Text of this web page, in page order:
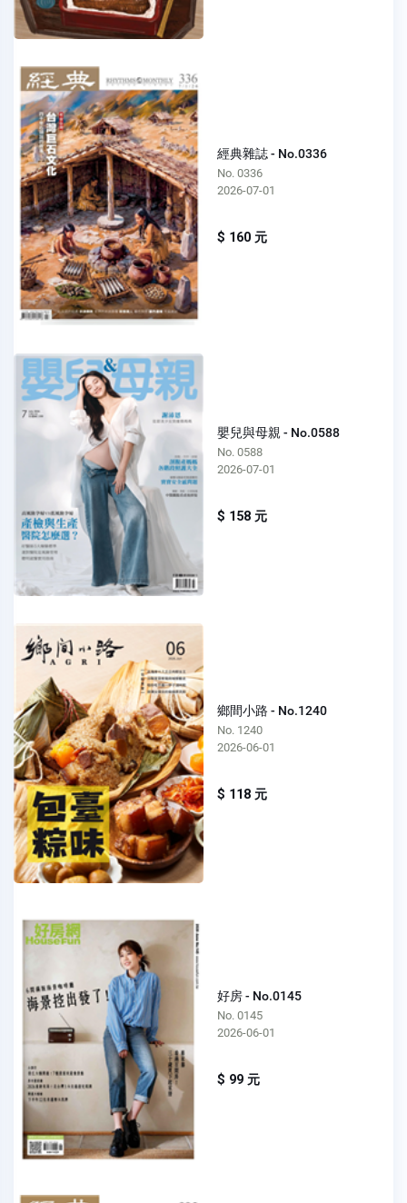
經典雜誌 - No.0336
No. 0336
2026-07-01
$ 160 元
嬰兒與母親 - No.0588
No. 0588
2026-07-01
$ 158 元
鄉間小路 - No.1240
No. 1240
2026-06-01
$ 118 元
好房 - No.0145
No. 0145
2026-06-01
$ 99 元